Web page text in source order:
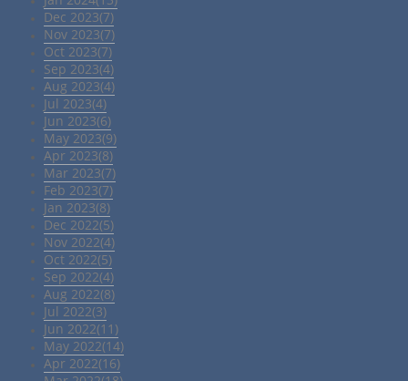
Dec 2023(7)
Nov 2023(7)
Oct 2023(7)
Sep 2023(4)
Aug 2023(4)
Jul 2023(4)
Jun 2023(6)
May 2023(9)
Apr 2023(8)
Mar 2023(7)
Feb 2023(7)
Jan 2023(8)
Dec 2022(5)
Nov 2022(4)
Oct 2022(5)
Sep 2022(4)
Aug 2022(8)
Jul 2022(3)
Jun 2022(11)
May 2022(14)
Apr 2022(16)